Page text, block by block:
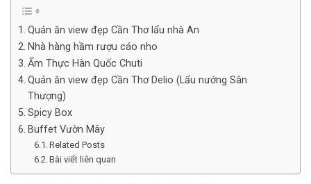
Quán ăn view đẹp Cần Thơ lẩu nhà An
Nhà hàng hầm rượu cáo nho
Ẩm Thực Hàn Quốc Chuti
Quán ăn view đẹp Cần Thơ Delio (Lẩu nướng Sân
Thượng)
Spicy Box
Buffet Vườn Mây
Related Posts
Bài viết liên quan